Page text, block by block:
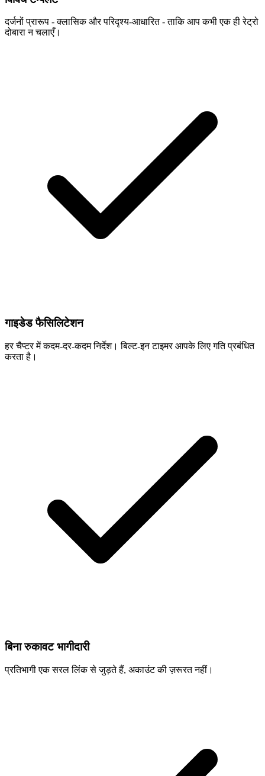
दर्जनों प्रारूप - क्लासिक और परिदृश्य-आधारित - ताकि आप कभी एक ही रेट्रो
दोबारा न चलाएँ।
गाइडेड फैसिलिटेशन
हर चैप्टर में कदम-दर-कदम निर्देश। बिल्ट-इन टाइमर आपके लिए गति प्रबंधित
करता है।
बिना रुकावट भागीदारी
प्रतिभागी एक सरल लिंक से जुड़ते हैं, अकाउंट की ज़रूरत नहीं।